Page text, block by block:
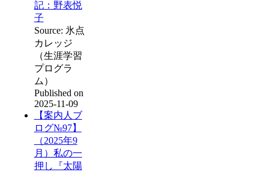
記：野表悦
子
Source: 氷点
カレッジ
（生涯学習
プログラ
ム）
Published on
2025-11-09
【案内人ブ
ログ№97】
（2025年9
月）私の一
押し『太陽